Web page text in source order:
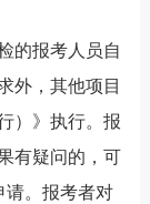
的报考人员自
外，其他项目
）》执行。报
有疑问的，可
请。报考者对